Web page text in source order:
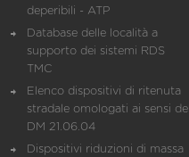
deperibili - ATP
Database delle località a
supporto dei sistemi RDS
TMC
Elenco dispositivi di ritenuta
stradale omologati ai sensi del
DM 21.06.04
Dispositivi riduzioni di massa